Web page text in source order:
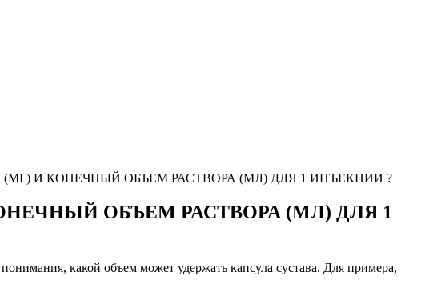
(МГ) И КОНЕЧНЫЙ ОБЪЕМ РАСТВОРА (МЛ) ДЛЯ 1 ИНЪЕКЦИИ ?
ОБЪЕМ РАСТВОРА (МЛ) ДЛЯ 1
какой объем может удержать капсула сустава. Для примера,